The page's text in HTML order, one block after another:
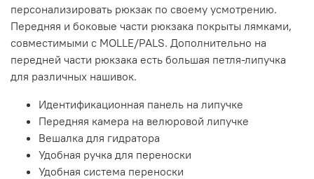
персонализировать рюкзак по своему усмотрению.
Передняя и боковые части рюкзака покрыты лямками,
совместимыми с MOLLE/PALS. Дополнительно на
передней части рюкзака есть большая петля-липучка
для различных нашивок.
Идентификационная панель на липучке
Передняя камера на велюровой липучке
Вешалка для гидратора
Удобная ручка для переноски
Удобная система переноски